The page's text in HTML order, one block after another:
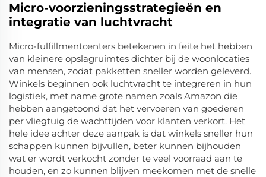
Micro-voorzieningsstrategieën en
integratie van luchtvracht
Micro-fulfillmentcenters betekenen in feite het hebben
van kleinere opslagruimtes dichter bij de woonlocaties
van mensen, zodat pakketten sneller worden geleverd.
Winkels beginnen ook luchtvracht te integreren in hun
logistiek, met name grote namen zoals Amazon die
hebben aangetoond dat het vervoeren van goederen
per vliegtuig de wachttijden voor klanten verkort. Het
hele idee achter deze aanpak is dat winkels sneller hun
schappen kunnen bijvullen, beter kunnen bijhouden
wat er wordt verkocht zonder te veel voorraad aan te
houden, en zo kunnen blijven meekomen met de snelle